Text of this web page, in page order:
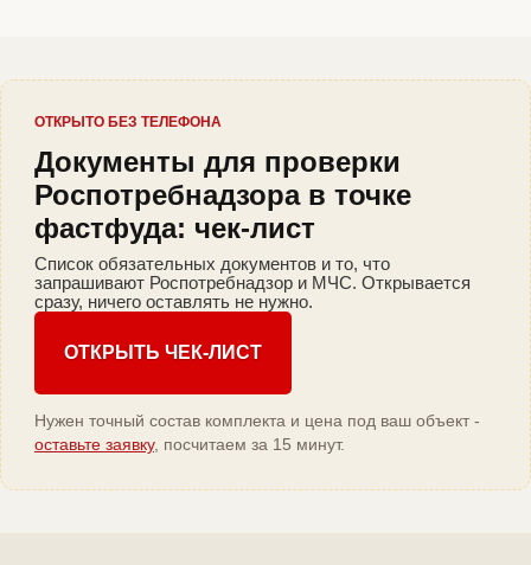
ОТКРЫТО БЕЗ ТЕЛЕФОНА
Документы для проверки
Роспотребнадзора в точке
фастфуда: чек-лист
Список обязательных документов и то, что
запрашивают Роспотребнадзор и МЧС. Открывается
сразу, ничего оставлять не нужно.
ОТКРЫТЬ ЧЕК-ЛИСТ
Нужен точный состав комплекта и цена под ваш объект -
оставьте заявку, посчитаем за 15 минут.